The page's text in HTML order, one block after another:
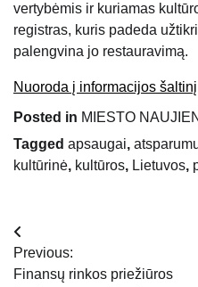
vertybėmis ir kuriamas
registras, kuris padeda
palengvina jo restauravimą.
Nuoroda į informacijos šaltinį
Posted in MIESTO
Tagged apsaugai,
kultūrinė, kultūros, Lietuvos,
Navigacija
tarp
Previous:
Finansų rinkos priežiūros